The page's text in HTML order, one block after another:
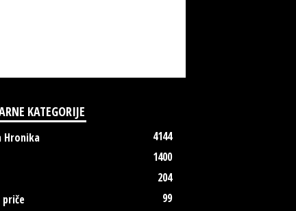
KATEGORIJE
Hronika
4144
1400
204
priče
99